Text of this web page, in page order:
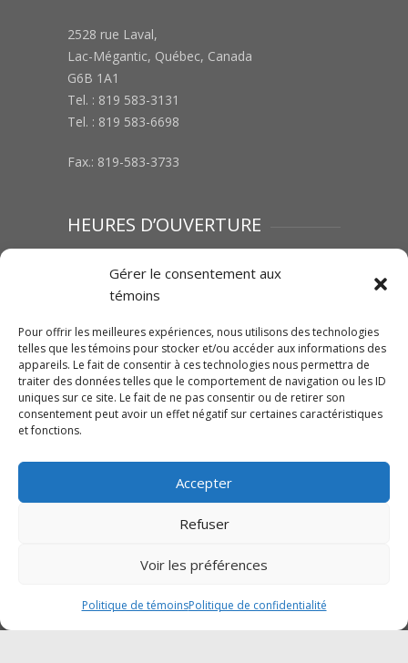
Gérer le consentement aux
témoins
Pour offrir les meilleures expériences, nous utilisons des technologies
telles que les témoins pour stocker et/ou accéder aux informations des
appareils. Le fait de consentir à ces technologies nous permettra de
traiter des données telles que le comportement de navigation ou les ID
uniques sur ce site. Le fait de ne pas consentir ou de retirer son
consentement peut avoir un effet négatif sur certaines caractéristiques
et fonctions.
Accepter
Refuser
Voir les préférences
Politique de témoinsPolitique de confidentialité
2528 rue Laval,
Lac-Mégantic, Québec, Canada
G6B 1A1
Tel. : 819 583-3131
Tel. : 819 583-6698
Fax.: 819-583-3733
HEURES D’OUVERTURE
Dimanche : Fermé
SUIVEZ-NOUS SUR FACEBOOK
Traction Mégantic-Mahindra
Cliquez pour accepter les témoins
marketing et activer ce contenu